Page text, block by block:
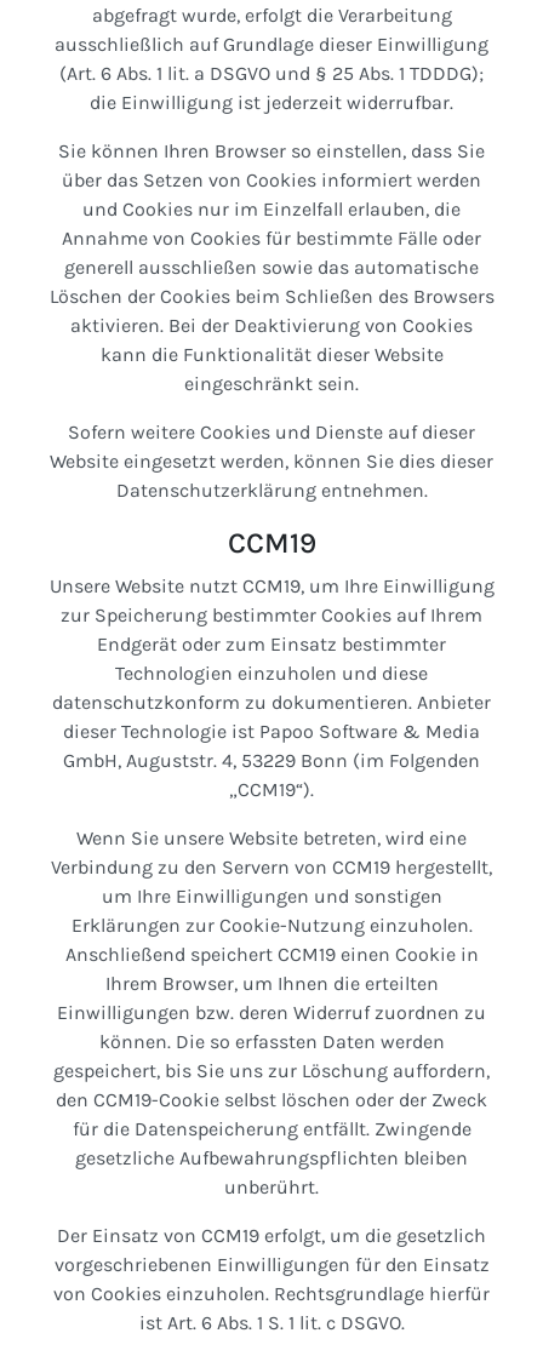
abgefragt wurde, erfolgt die Verarbeitung
ausschließlich auf Grundlage dieser Einwilligung
(Art. 6 Abs. 1 lit. a DSGVO und § 25 Abs. 1 TDDDG);
die Einwilligung ist jederzeit widerrufbar.
Sie können Ihren Browser so einstellen, dass Sie
über das Setzen von Cookies informiert werden
und Cookies nur im Einzelfall erlauben, die
Annahme von Cookies für bestimmte Fälle oder
generell ausschließen sowie das automatische
Löschen der Cookies beim Schließen des Browsers
aktivieren. Bei der Deaktivierung von Cookies
kann die Funktionalität dieser Website
eingeschränkt sein.
Sofern weitere Cookies und Dienste auf dieser
Website eingesetzt werden, können Sie dies dieser
Datenschutzerklärung entnehmen.
CCM19
Unsere Website nutzt CCM19, um Ihre Einwilligung
zur Speicherung bestimmter Cookies auf Ihrem
Endgerät oder zum Einsatz bestimmter
Technologien einzuholen und diese
datenschutzkonform zu dokumentieren. Anbieter
dieser Technologie ist Papoo Software & Media
GmbH, Auguststr. 4, 53229 Bonn (im Folgenden
„CCM19“).
Wenn Sie unsere Website betreten, wird eine
Verbindung zu den Servern von CCM19 hergestellt,
um Ihre Einwilligungen und sonstigen
Erklärungen zur Cookie-Nutzung einzuholen.
Anschließend speichert CCM19 einen Cookie in
Ihrem Browser, um Ihnen die erteilten
Einwilligungen bzw. deren Widerruf zuordnen zu
können. Die so erfassten Daten werden
gespeichert, bis Sie uns zur Löschung auffordern,
den CCM19-Cookie selbst löschen oder der Zweck
für die Datenspeicherung entfällt. Zwingende
gesetzliche Aufbewahrungspflichten bleiben
unberührt.
Der Einsatz von CCM19 erfolgt, um die gesetzlich
vorgeschriebenen Einwilligungen für den Einsatz
von Cookies einzuholen. Rechtsgrundlage hierfür
ist Art. 6 Abs. 1 S. 1 lit. c DSGVO.